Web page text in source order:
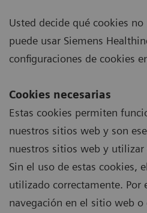
Usted decide qué cookies
puede usar Siemens
configuraciones de cookies
Cookies necesarias
Estas cookies permiten
nuestros sitios web y son
nuestros sitios web y utilizar
Sin el uso de estas cookies,
utilizado correctamente.
navegación en el sitio web o